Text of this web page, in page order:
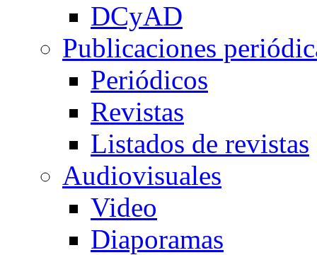
DCyAD
Publicaciones
Periódicos
Revistas
Listados de revistas
Audiovisuales
Video
Diaporamas